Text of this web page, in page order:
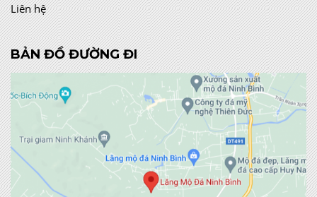
Liên hệ
BẢN ĐỒ ĐƯỜNG ĐI